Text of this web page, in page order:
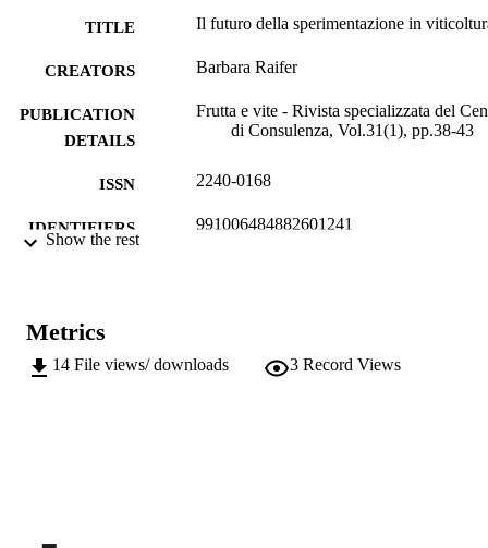
TITLE Il futuro della sperimentazione in
CREATORS Barbara Raifer
PUBLICATION
DETAILS
Frutta e vite - Rivista specializzata del
di Consulenza, Vol.31(1), pp.38-43
ISSN 2240-0168
IDENTIFIERS 991006484882601241
LANGUAGE
Journal article
Show the rest
Metrics
14 File views/ downloads 3 Record Views